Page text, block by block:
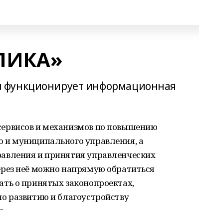
функционирует информационная
и механизмов по повышению
и муниципального управления, а
и принятия управленческих
неё можно напрямую обратиться
о принятых законопроектах,
развитию и благоустройству